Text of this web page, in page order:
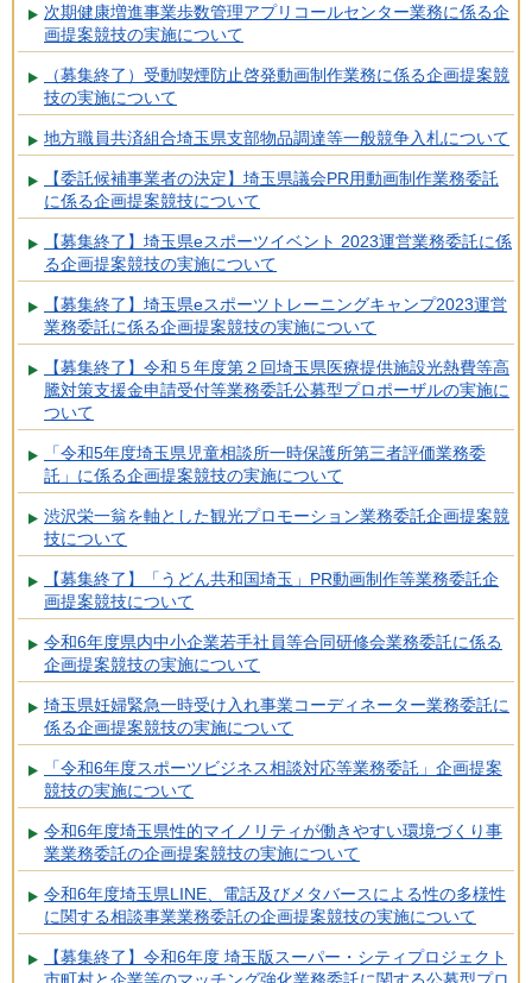
次期健康増進事業歩数管理アプリコールセンター業務に係る企
画提案競技の実施について
（募集終了）受動喫煙防止啓発動画制作業務に係る企画提案競
技の実施について
地方職員共済組合埼玉県支部物品調達等一般競争入札について
【委託候補事業者の決定】埼玉県議会PR用動画制作業務委託
に係る企画提案競技について
【募集終了】埼玉県eスポーツイベント 2023運営業務委託に係
る企画提案競技の実施について
【募集終了】埼玉県eスポーツトレーニングキャンプ2023運営
業務委託に係る企画提案競技の実施について
【募集終了】令和５年度第２回埼玉県医療提供施設光熱費等高
騰対策支援金申請受付等業務委託公募型プロポーザルの実施に
ついて
「令和5年度埼玉県児童相談所一時保護所第三者評価業務委
託」に係る企画提案競技の実施について
渋沢栄一翁を軸とした観光プロモーション業務委託企画提案競
技について
【募集終了】「うどん共和国埼玉」PR動画制作等業務委託企
画提案競技について
令和6年度県内中小企業若手社員等合同研修会業務委託に係る
企画提案競技の実施について
埼玉県妊婦緊急一時受け入れ事業コーディネーター業務委託に
係る企画提案競技の実施について
「令和6年度スポーツビジネス相談対応等業務委託」企画提案
競技の実施について
令和6年度埼玉県性的マイノリティが働きやすい環境づくり事
業業務委託の企画提案競技の実施について
令和6年度埼玉県LINE、電話及びメタバースによる性の多様性
に関する相談事業業務委託の企画提案競技の実施について
【募集終了】令和6年度 埼玉版スーパー・シティプロジェクト